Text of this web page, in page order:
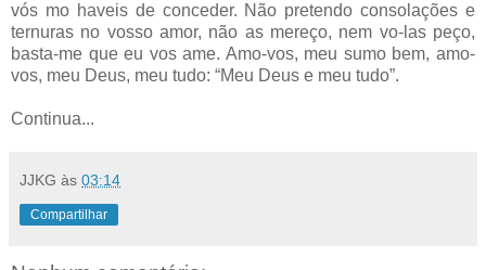
vós mo haveis de conceder. Não pretendo consolações e
ternuras no vosso amor, não as mereço, nem vo-las peço,
basta-me que eu vos ame. Amo-vos, meu sumo bem, amo-
vos, meu Deus, meu tudo: “Meu Deus e meu tudo”.
Continua...
JJKG às 03:14
Compartilhar